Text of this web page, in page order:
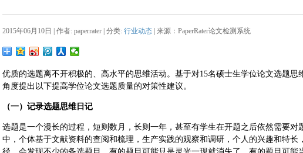
2015年06月10日 | 作者: paperrater | 分类: 行业动态 | 来源：PaperRater论文检测系统
优质的选题离不开积极的、高水平的思维活动。基于对15名硕士生学位论文选题思
角度提出以下提高学位论文选题质量的对策性建议。
（一）记录选题思维日记
选题是一个漫长的过程，短则数月，长则一年，甚至有学生在开题之后依然需要对
中，个体基于文献资料的查阅和梳理，生产实践的观察和调研，个人的兴趣和特长